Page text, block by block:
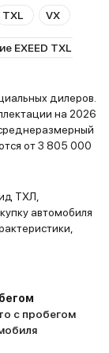
10 минут
то уже не
уже от
всегда
хорошую
Ленина. Подытожив, могу сказать
жаль что
то, что
TXL VX
EXEED TXL и
дилеров.
на 2026
от 3 805 000
ТХЛ,
автомобиля
с пробегом